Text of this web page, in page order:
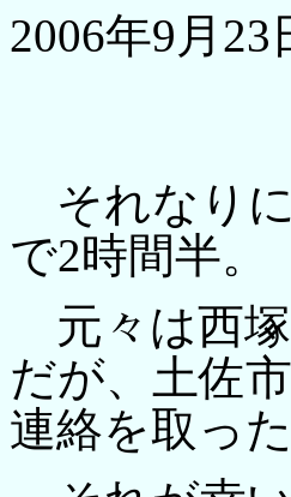
2006年9月23
それなり
で2時間半。
元々は西塚
だが、土佐
連絡を取っ